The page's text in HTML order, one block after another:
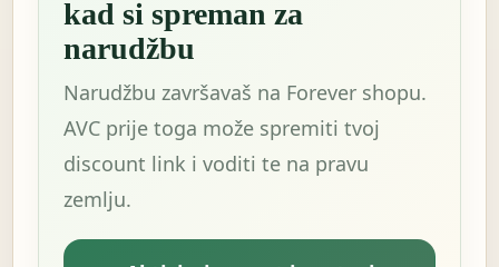
kad si spreman za
narudžbu
Narudžbu završavaš na Forever shopu.
AVC prije toga može spremiti tvoj
discount link i voditi te na pravu
zemlju.